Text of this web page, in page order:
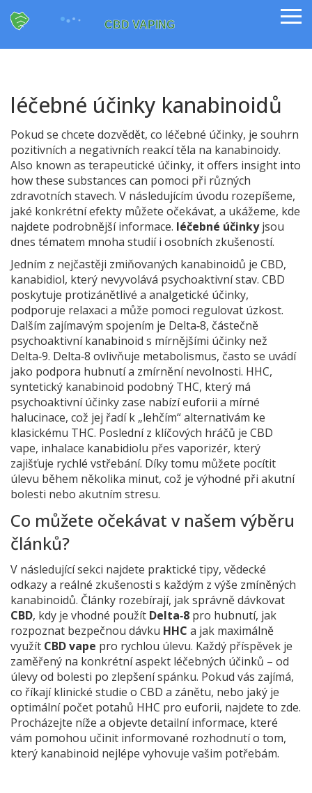
léčebné účinky kanabinoidů
Pokud se chcete dozvědět, co léčebné účinky, je souhrn
pozitivních a negativních reakcí těla na kanabinoidy.
Also known as terapeutické účinky, it offers insight into
how these substances can pomoci při různých
zdravotních stavech. V následujícím úvodu rozepíšeme,
jaké konkrétní efekty můžete očekávat, a ukážeme, kde
najdete podrobnější informace. léčebné účinkyjsou
dnes tématem mnoha studií i osobních zkušeností.
Jedním z nejčastěji zmiňovaných kanabinoidů je CBD,
kanabidiol, který nevyvolává psychoaktivní stav. CBD
poskytuje protizánětlivé a analgetické účinky,
podporuje relaxaci a může pomoci regulovat úzkost.
Dalším zajímavým spojením je Delta‑8, částečně
psychoaktivní kanabinoid s mírnějšími účinky než
Delta‑9. Delta‑8 ovlivňuje metabolismus, často se uvádí
jako podpora hubnutí a zmírnění nevolnosti. HHC,
syntetický kanabinoid podobný THC, který má
psychoaktivní účinky zase nabízí euforii a mírné
halucinace, což jej řadí k „lehčím“ alternativám ke
klasickému THC. Poslední z klíčových hráčů je CBD
vape, inhalace kanabidiolu přes vaporizér, který
zajišťuje rychlé vstřebání. Díky tomu můžete pocítit
úlevu během několika minut, což je výhodné při akutní
bolesti nebo akutním stresu.
Co můžete očekávat v našem výběru
článků?
V následující sekci najdete praktické tipy, vědecké
odkazy a reálné zkušenosti s každým z výše zmíněných
kanabinoidů. Články rozebírají, jak správně dávkovat
CBD, kdy je vhodné použít Delta‑8 pro hubnutí, jak
rozpoznat bezpečnou dávku HHC a jak maximálně
využít CBD vape pro rychlou úlevu. Každý příspěvek je
zaměřený na konkrétní aspekt léčebných účinků – od
úlevy od bolesti po zlepšení spánku. Pokud vás zajímá,
co říkají klinické studie o CBD a zánětu, nebo jaký je
optimální počet potahů HHC pro euforii, najdete to zde.
Procházejte níže a objevte detailní informace, které
vám pomohou učinit informované rozhodnutí o tom,
který kanabinoid nejlépe vyhovuje vašim potřebám.